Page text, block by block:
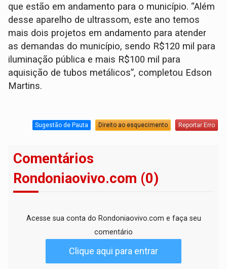
que estão em andamento para o município. “Além
desse aparelho de ultrassom, este ano temos
mais dois projetos em andamento para atender
as demandas do município, sendo R$120 mil para
iluminação pública e mais R$100 mil para
aquisição de tubos metálicos”, completou Edson
Martins.
Sugestão de Pauta Direito ao esquecimento Reportar Erro
Comentários
Rondoniaovivo.com (0)
Acesse sua conta do Rondoniaovivo.com e faça seu
comentário
Clique aqui para entrar